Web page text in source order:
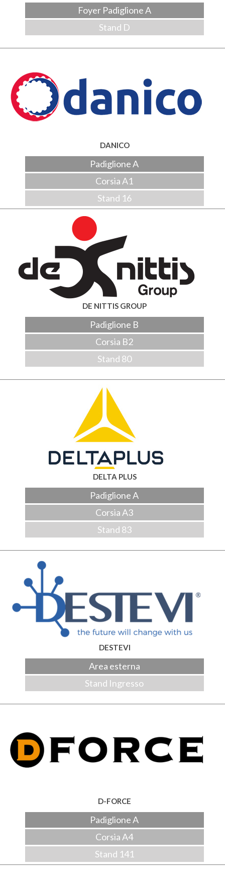
Foyer Padiglione A
Stand D
DANICO
Padiglione A
Corsia A1
Stand 16
DE NITTIS GROUP
Padiglione B
Corsia B2
Stand 80
DELTA PLUS
Padiglione A
Corsia A3
Stand 83
DESTEVI
Area esterna
Stand Ingresso
D-FORCE
Padiglione A
Corsia A4
Stand 141